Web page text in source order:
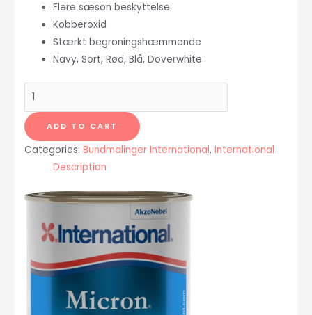
Flere sæson beskyttelse
Kobberoxid
Stærkt begroningshæmmende
Navy, Sort, Rød, Blå, Doverwhite
Micron
/
Micron
Ekstra
2,5
quantity
ADD TO CART
Categories: Bundmalinger International, International
Description